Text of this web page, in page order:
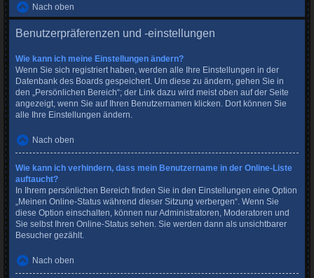
Nach oben
Benutzerpräferenzen und -einstellungen
Wie kann ich meine Einstellungen ändern?
Wenn Sie sich registriert haben, werden alle Ihre Einstellungen in der
Datenbank des Boards gespeichert. Um diese zu ändern, gehen Sie in
den „Persönlichen Bereich“; der Link dazu wird meist oben auf der Seite
angezeigt, wenn Sie auf Ihren Benutzernamen klicken. Dort können Sie
alle Ihre Einstellungen ändern.
Nach oben
Wie kann ich verhindern, dass mein Benutzername in der Online-Liste
auftaucht?
In Ihrem persönlichen Bereich finden Sie in den Einstellungen eine Option
„Meinen Online-Status während dieser Sitzung verbergen“. Wenn Sie
diese Option einschalten, können nur Administratoren, Moderatoren und
Sie selbst Ihren Online-Status sehen. Sie werden dann als unsichtbarer
Besucher gezählt.
Nach oben